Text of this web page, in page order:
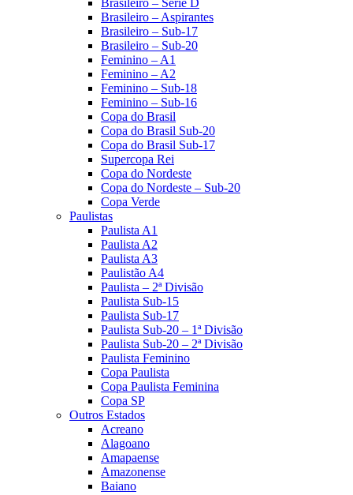
Brasileiro – Aspirantes
Brasileiro – Sub-17
Brasileiro – Sub-20
Feminino – A1
Feminino – A2
Feminino – Sub-18
Feminino – Sub-16
Copa do Brasil
Copa do Brasil Sub-20
Copa do Brasil Sub-17
Supercopa Rei
Copa do Nordeste
Copa do Nordeste – Sub-20
Copa Verde
Paulistas
Paulista A1
Paulista A2
Paulista A3
Paulistão A4
Paulista – 2ª Divisão
Paulista Sub-15
Paulista Sub-17
Paulista Sub-20 – 1ª Divisão
Paulista Sub-20 – 2ª Divisão
Paulista Feminino
Copa Paulista
Copa Paulista Feminina
Copa SP
Outros Estados
Acreano
Alagoano
Amapaense
Amazonense
Baiano